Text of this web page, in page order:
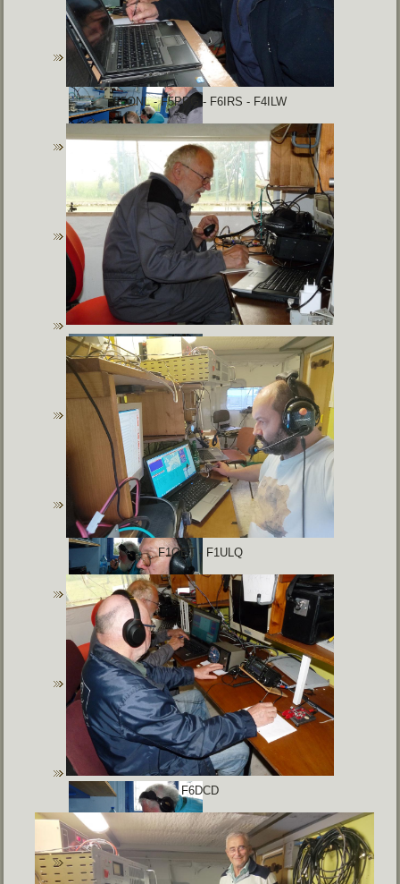
F5ONL - F5PPG - F6IRS - F4ILW
F1OET - F1ULQ
F6DCD